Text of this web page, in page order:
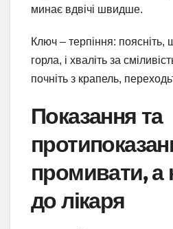
минає вдвічі швидше.
Ключ – терпіння: поясніть,
горла, і хваліть за
почніть з крапель,
Показання та
промивати, а
до лікаря